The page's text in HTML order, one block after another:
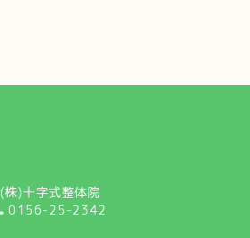
(株)十字式整体院
0156-25-2342